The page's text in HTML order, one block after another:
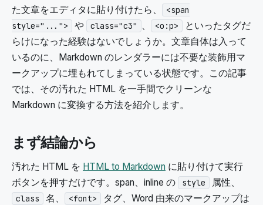
た文章をエディタに貼り付けたら、
<span
style="...">
や class="c3" <o:p>
といったタグだ
らけになった経験はないでしょうか。文章自体は入って
いるのに、Markdown のレンダラーには不要な装飾用マ
ークアップに埋もれてしまっている状態です。この記事
では、その汚れた HTML を一手間でクリーンな
Markdown に変換する方法を紹介します。
まず結論から
汚れた HTML を HTML to Markdown に貼り付けて実行
ボタンを押すだけです。span、inline の
style 属性、
class 名、 <font>
タグ、Word 由来のマークアップは